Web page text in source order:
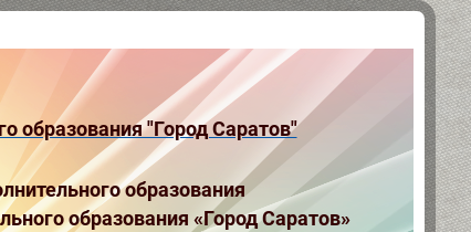
образования "Город Саратов"
образования
образования «Город Саратов»